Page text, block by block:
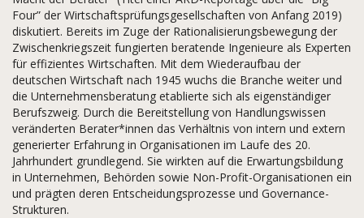
Four” der Wirtschaftsprüfungsgesellschaften von Anfang 2019)
diskutiert. Bereits im Zuge der Rationalisierungsbewegung der
Zwischenkriegszeit fungierten beratende Ingenieure als Experten
für effizientes Wirtschaften. Mit dem Wiederaufbau der
deutschen Wirtschaft nach 1945 wuchs die Branche weiter und
die Unternehmensberatung etablierte sich als eigenständiger
Berufszweig. Durch die Bereitstellung von Handlungswissen
veränderten Berater*innen das Verhältnis von intern und extern
generierter Erfahrung in Organisationen im Laufe des 20.
Jahrhundert grundlegend. Sie wirkten auf die Erwartungsbildung
in Unternehmen, Behörden sowie Non-Profit-Organisationen ein
und prägten deren Entscheidungsprozesse und Governance-
Strukturen.